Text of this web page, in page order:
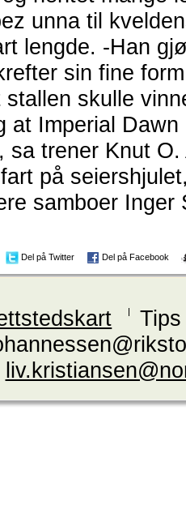
unna til
lengde. -Han
sin fine
skulle
at Imperial Dawn
sa trener Knut O.
på
samboer Inger
Del på Twitter Del på Facebook